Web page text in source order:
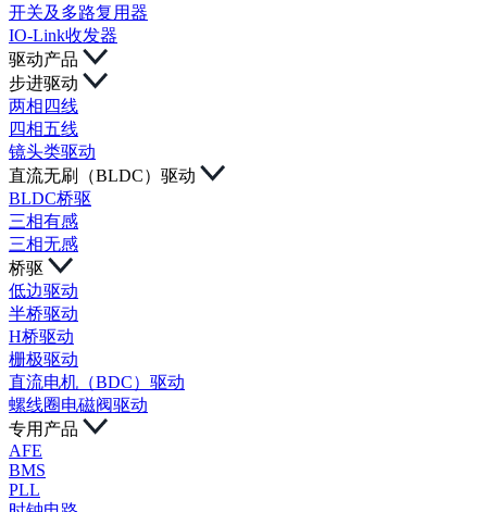
开关及多路复用器
IO-Link收发器
驱动产品
步进驱动
两相四线
四相五线
镜头类驱动
直流无刷（BLDC）驱动
BLDC桥驱
三相有感
三相无感
桥驱
低边驱动
半桥驱动
H桥驱动
栅极驱动
直流电机（BDC）驱动
螺线圈电磁阀驱动
专用产品
AFE
BMS
PLL